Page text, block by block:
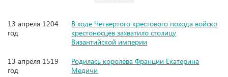
13 апреля 1204
год
В ходе Четвёртого крестового похода войско
крестоносцев захватило столицу
Византийской империи
13 апреля 1519
год
Родилась королева Франции Екатерина
Медичи